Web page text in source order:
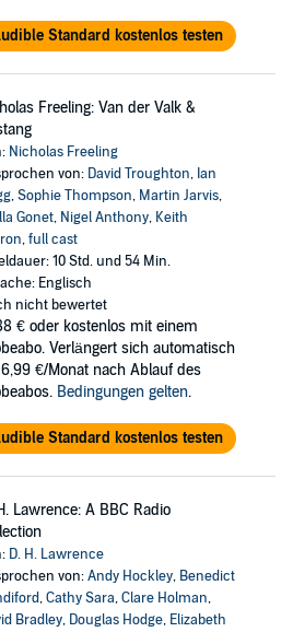
Standard kostenlos testen
Freeling: Van der Valk &
Nicholas Freeling
von: David Troughton, Ian
,Sophie Thompson, Martin Jarvis,
Gonet, Nigel Anthony, Keith
,full cast
10 Std. und 54 Min.
Englisch
nicht bewertet
€ oder kostenlos mit einem
Verlängert sich automatisch
€/Monat nach Ablauf des
Bedingungen gelten.
Standard kostenlos testen
Lawrence: A BBC Radio
D. H. Lawrence
von:Andy Hockley, Benedict
,Cathy Sara,Clare Holman,
Bradley, Douglas Hodge, Elizabeth